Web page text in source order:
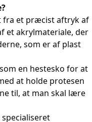
fra et præcist aftryk af
et akrylmateriale, der
som er af plast
en hestesko for at
at holde protesen
til, at man skal lære